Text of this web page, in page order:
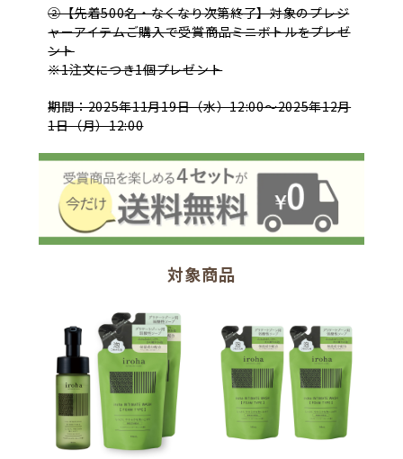
②【先着500名・なくなり次第終了】対象のプレジ
ャーアイテムご購入で受賞商品ミニボトルをプレゼ
ント
※1注文につき1個プレゼント
期間：2025年11月19日（水）12:00～2025年12月
1日（月）12:00
対象商品